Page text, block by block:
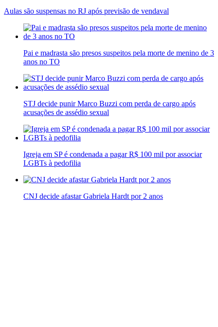
Aulas são suspensas no RJ após previsão de vendaval
Pai e madrasta são presos suspeitos pela morte de menino de 3
anos no TO
STJ decide punir Marco Buzzi com perda de cargo após
acusações de assédio sexual
Igreja em SP é condenada a pagar R$ 100 mil por associar
LGBTs à pedofilia
CNJ decide afastar Gabriela Hardt por 2 anos